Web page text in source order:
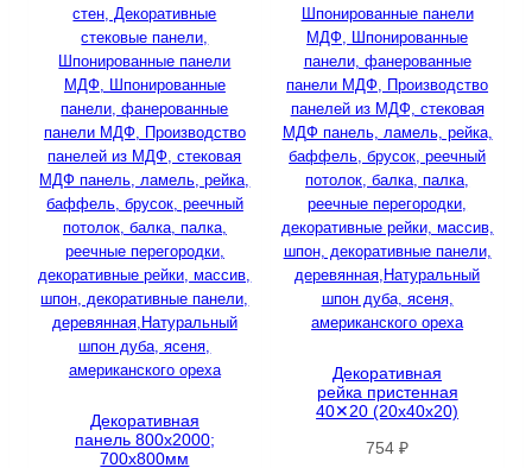
Декоративная
панель 800х2000;
700х800мм
Декоративная
рейка пристенная
40✕20 (20х40х20)
754₽